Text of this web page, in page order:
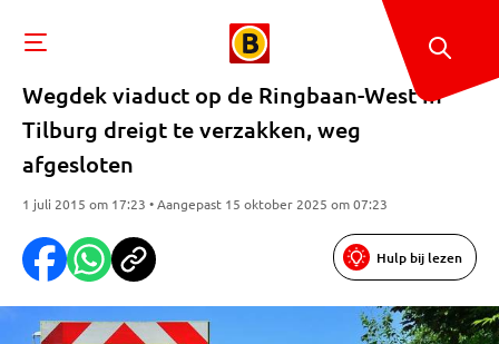
Wegdek viaduct op de Ringbaan-West in
Tilburg dreigt te verzakken, weg
afgesloten
1 juli 2015 om 17:23 • Aangepast 15 oktober 2025 om 07:23
Hulp bij lezen